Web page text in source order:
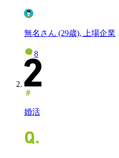
無名さん (29歳), 上場企業
8
婚活